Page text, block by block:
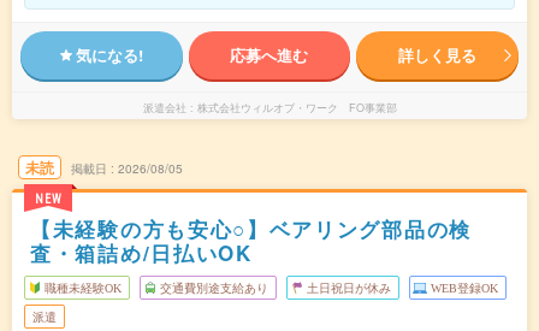
気になる! 応募へ進む 詳しく見る
派遣会社 株式会社ウィルオブ・ワーク FO事業部
未読
NEW
掲載日 2026/08/05
【未経験の方も安心○】ベアリング部品の検
査・箱詰め/日払いOK
職種未経験OK 交通費別途支給あり 土日祝日が休み WEB登録OK
派遣